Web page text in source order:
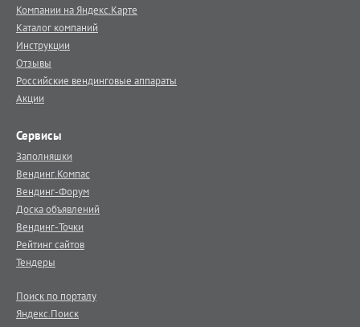
Компании на Яндекс.Карте
Каталог компаний
Инструкции
Отзывы
Российские вендинговые аппараты
Акции
Сервисы
Заполняшки
Вендинг.Компас
Вендинг-Форум
Доска объявлений
Вендинг-Точки
Рейтинг сайтов
Тендеры
Поиск по порталу
Яндекс.Поиск